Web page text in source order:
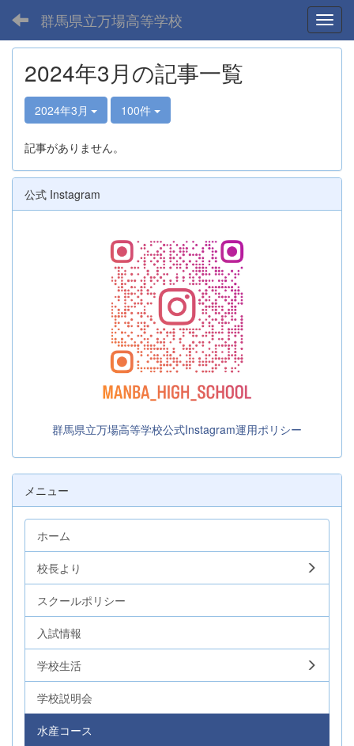
群馬県立万場高等学校
2024年3月の記事一覧
2024年3月 100件
記事がありません。
公式 Instagram
群馬県立万場高等学校公式Instagram運用ポリシー
メニュー
ホーム
校長より
スクールポリシー
入試情報
学校生活
学校説明会
水産コース